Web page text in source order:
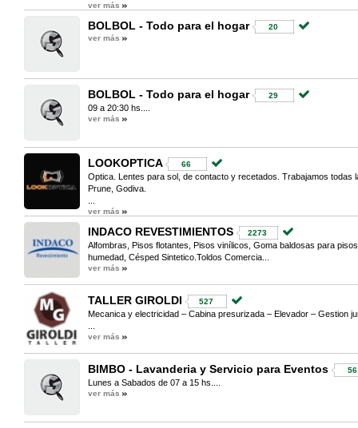
ver más
BOLBOL - Todo para el hogar
20
ver más
BOLBOL - Todo para el hogar 29
09 a 20:30 hs....
ver más
LOOKOPTICA 66
Optica. Lentes para sol, de contacto y recetados. Trabajamos todas
Prune, Godiva.
ver más
INDACO REVESTIMIENTOS 2273
Alfombras, Pisos flotantes, Pisos vinílicos, Goma baldosas para
humedad, Césped Sintetico.Toldos Comercia...
ver más
TALLER GIROLDI 527
Mecanica y electricidad – Cabina presurizada – Elevador – Gestion
ver más
BIMBO - Lavanderia y Servicio para Eventos 56
Lunes a Sabados de 07 a 15 hs....
ver más